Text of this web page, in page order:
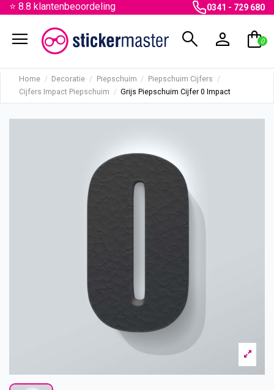
⭐ 8.8 klantenbeoordeling 0341 - 729 680
menu search person shopping_bag
0
Home Decoratie Piepschuim
Piepschuim Cijfers
Cijfers Impact Piepschuim
Grijs Piepschuim Cijfer 0 Impact